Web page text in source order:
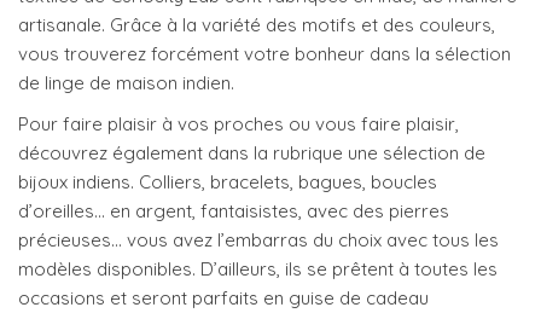
artisanale. Grâce à la variété des motifs et des couleurs,
vous trouverez forcément votre bonheur dans la sélection
de linge de maison indien.
Pour faire plaisir à vos proches ou vous faire plaisir,
découvrez également dans la rubrique une sélection de
bijoux indiens. Colliers, bracelets, bagues, boucles
d’oreilles… en argent, fantaisistes, avec des pierres
précieuses… vous avez l’embarras du choix avec tous les
modèles disponibles. D’ailleurs, ils se prêtent à toutes les
occasions et seront parfaits en guise de cadeau